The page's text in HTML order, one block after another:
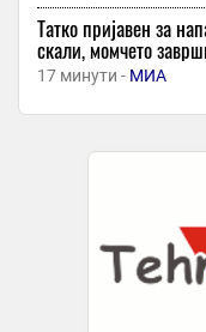
Татко пријавен за
скали, момчето
17 минути - МИА
Скопјанец замолил
меѓународни и меч
Спортска
Четири хороскопски
напредок до крајот